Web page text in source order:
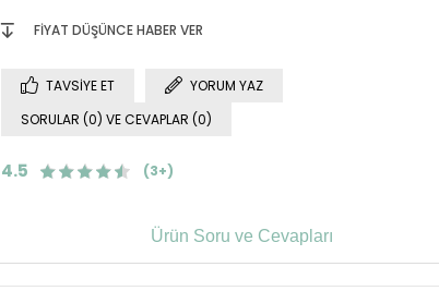
FIYAT DÜŞÜNCE HABER VER
TAVSIYE ET
YORUM YAZ
SORULAR (0) VE CEVAPLAR (0)
4.5 (3+)
Ürün Soru ve Cevapları